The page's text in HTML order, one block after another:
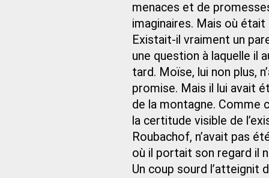
menaces et de
imaginaires. Mais où
Existait-il vraiment un
une question à laquelle il
tard. Moïse, lui non plus,
promise. Mais il lui avait
de la montagne. Comme
la certitude visible de
Roubachof, n’avait pas
où il portait son regard il
Un coup sourd l’atteignit